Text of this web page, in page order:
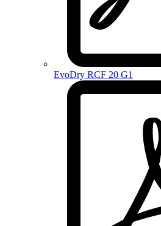
EvoDry RCF 20 G1